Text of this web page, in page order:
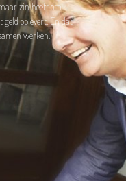
zin heeft om
oplevert. En dat
werken.